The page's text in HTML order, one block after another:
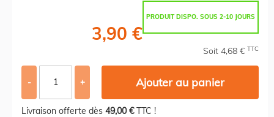
PRODUIT DISPO. SOUS 2-10 JOURS
3,90 €
Soit 4,68 € TTC
- + Ajouter au panier
Livraison offerte dès 49,00 €TTC !